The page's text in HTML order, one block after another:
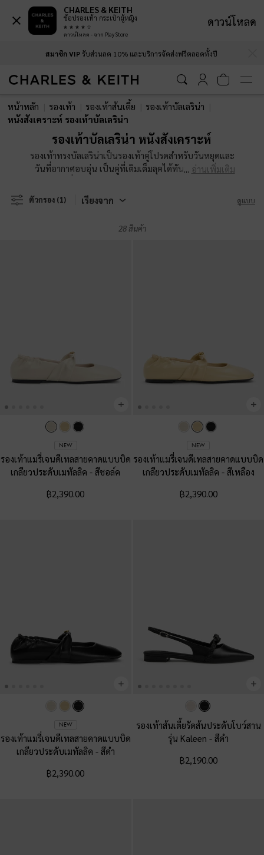
สมาชิก VIPรับส่วนลด 10% และบริการจัดส่งฟรีตลอดทั้งปี
สมาชิก VIP รับส่วนลด 10% และบริการจัดส่งฟรีตลอดทั้งปี
หน้าหลัก รองเท้า รองเท้าส้นเตี้ย
รองเท้าบัลเลริน่า
หนังสังเคราะห์ รองเท้าบัลเลริน่า
รองเท้าบัลเลริน่า หนังสังเคราะห์
รองเท้าทรงบัลเลริน่าเป็นรองเท้าคู่โปรดสำหรับวันหยุดและ
วันที่อากาศอบอุ่น เป็นคู่ที่เติมเต็มลุคได้ทันที - คิดเสียว่า
สีนิวทรัลแบบคลาสสิค สีสันสดใสหรือมองหาคู่ที่มีเท็กซ์เจอร์
และการปัก รองเท้าบัลเลริน่าสำหรับผู้หญิงของเราการันตี
ได้รับการอัปเกรดมา
อ่านเพิ่มเติม
ตัวกรอง (1) เรียงจาก ดูแบบ
28 สินค้า
NEW
รองเท้าแมรี่เจนดีเทลสายคาดแบบบิด
เกลียวประดับเมทัลลิค-สีชอล์ค
฿2,390.00
NEW
รองเท้าแมรี่เจนดีเทลสายคาดแบบบิด
เกลียวประดับเมทัลลิค - สีเหลือง
฿2,390.00
NEW
รองเท้าแมรี่เจนดีเทลสายคาดแบบบิด
เกลียวประดับเมทัลลิค - สีดำ
฿2,390.00
รองเท้าส้นเตี้ยรัดส้นประดับโบว์สาน
รุ่น Kaleen-สีดำ
฿2,190.00
CHARLES & KEITH
ช้อปรองเท้า กระเป๋าผู้หญิง
ดาวน์โหลด - จาก Play Store
ดาวน์โหลด